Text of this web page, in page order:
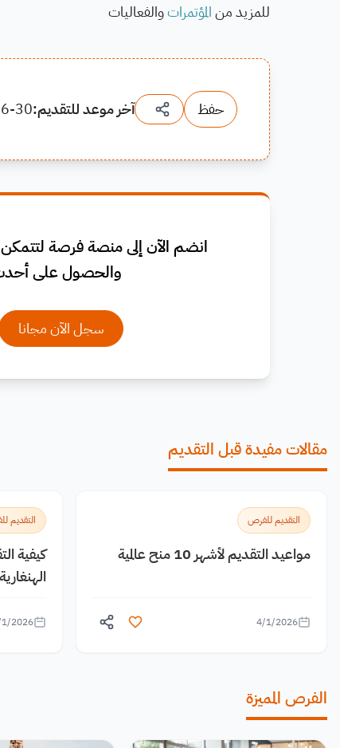
للمزيد منالمؤتمراتوالفعاليات
حفظ آخر موعد للتقديم:30
انضم الآن إلى منصة فرصة
والحصول على
سجل الآن مجانا
مقالات مفيدة قبل التقديم
التقديم للفرص
مواعيد التقديم لأشهر 10 منح عالمية
4/1/2026
التقديم
كيفية
2026
الفرص المميزة